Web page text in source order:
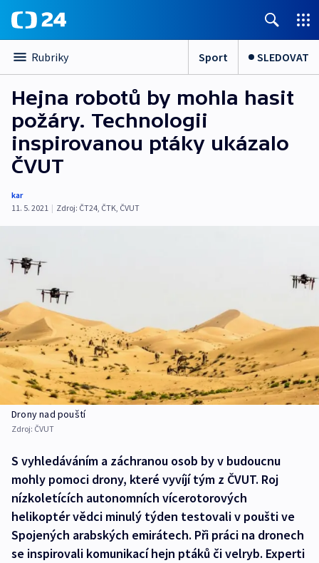
Rubriky Sport SLEDOVAT
Hejna robotů by mohla hasit
požáry. Technologii
inspirovanou ptáky ukázalo
ČVUT
kar
11. 5. 2021 | Zdroj: ČT24, ČTK, ČVUT
Drony nad pouští
Zdroj: ČVUT
S vyhledáváním a záchranou osob by v budoucnu
mohly pomoci drony, které vyvíjí tým z ČVUT. Roj
nízkoletících autonomních vícerotorových
helikoptér vědci minulý týden testovali v poušti ve
Spojených arabských emirátech. Při práci na dronech
se inspirovali komunikací hejn ptáků či velryb. Experti